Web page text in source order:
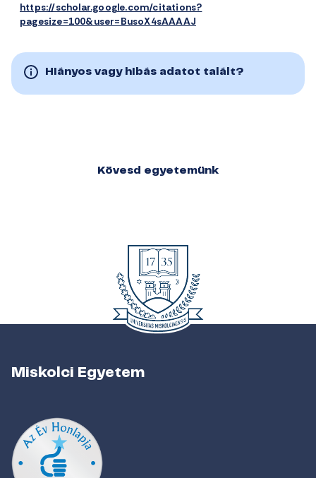
https://scholar.google.com/citations?
pagesize=100&user=BusoX4sAAAAJ
Hiányos vagy hibás adatot talált?
Kövesd egyetemünk
Miskolci Egyetem